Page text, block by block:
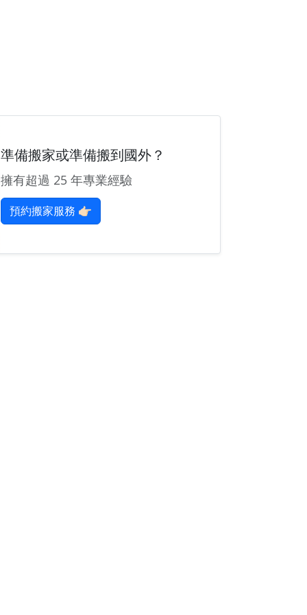
準備搬家或準備搬到國外？
擁有超過 25 年專業經驗
預約搬家服務 👉🏻